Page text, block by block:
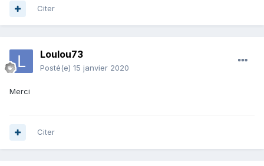
Citer
Loulou73
Posté(e) 15 janvier 2020
Merci
Citer